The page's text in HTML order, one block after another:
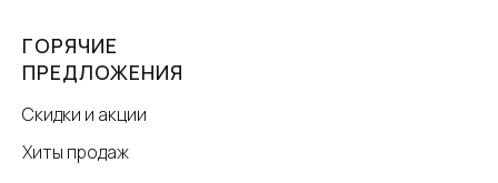
ГОРЯЧИЕ
ПРЕДЛОЖЕНИЯ
Скидки и акции
Хиты продаж